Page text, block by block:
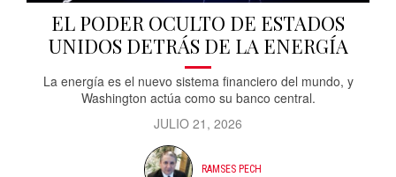
EL PODER OCULTO DE ESTADOS
UNIDOS DETRÁS DE LA ENERGÍA
La energía es el nuevo sistema financiero del mundo, y
Washington actúa como su banco central.
JULIO 21, 2026
RAMSES PECH